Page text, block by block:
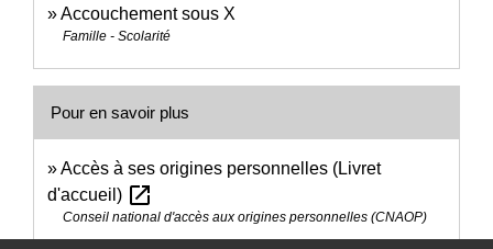
Accouchement sous X
Famille - Scolarité
Pour en savoir plus
Accès à ses origines personnelles (Livret
d'accueil) open_in_new
Conseil national d'accès aux origines personnelles (CNAOP)